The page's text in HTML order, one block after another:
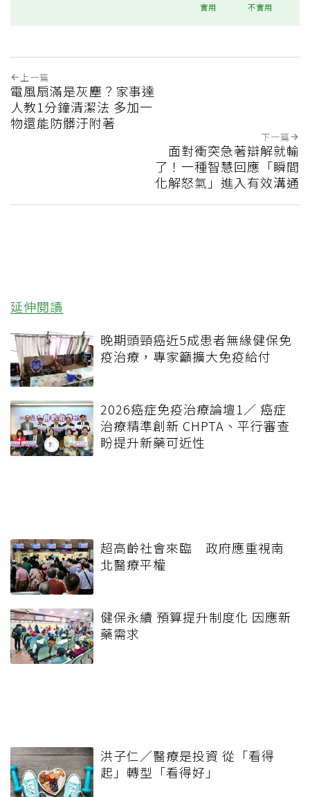
實用 不實用
上一篇
電風扇滿是灰塵？家事達
人教1分鐘清潔法 多加一
物還能防髒汙附著
下一篇
面對衝突急著辯解就輸
了！一種智慧回應「瞬間
化解怒氣」進入有效溝通
延伸閱讀
晚期頭頸癌近5成患者無緣健保免
疫治療，專家籲擴大免疫給付
2026癌症免疫治療論壇1／ 癌症
治療精準創新 CHPTA、平行審查
盼提升新藥可近性
超高齡社會來臨 政府應重視南
北醫療平權
健保永續 預算提升制度化 因應新
藥需求
洪子仁／醫療是投資 從「看得
起」轉型「看得好」